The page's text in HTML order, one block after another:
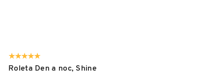
Roleta Den a noc, Shine